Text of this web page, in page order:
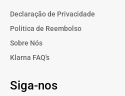
Declaração de Privacidade
Politica de Reembolso
Sobre Nós
Klarna FAQ's
Siga-nos